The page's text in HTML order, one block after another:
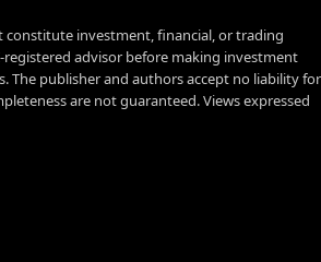
investment, financial, or trading
registered advisor before making investment
The publisher and authors accept no liability for
are not guaranteed. Views expressed